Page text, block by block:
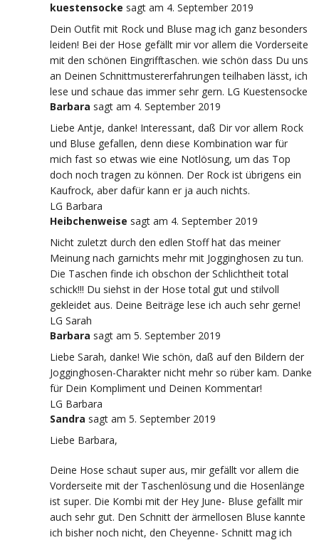
kuestensocke sagt am 4. September 2019
Dein Outfit mit Rock und Bluse mag ich ganz besonders
leiden! Bei der Hose gefällt mir vor allem die Vorderseite
mit den schönen Eingrifftaschen. wie schön dass Du uns
an Deinen Schnittmustererfahrungen teilhaben lässt, ich
lese und schaue das immer sehr gern. LG Kuestensocke
Barbara sagt am 4. September 2019
Liebe Antje, danke! Interessant, daß Dir vor allem Rock
und Bluse gefallen, denn diese Kombination war für
mich fast so etwas wie eine Notlösung, um das Top
doch noch tragen zu können. Der Rock ist übrigens ein
Kaufrock, aber dafür kann er ja auch nichts.
LG Barbara
Heibchenweise sagt am 4. September 2019
Nicht zuletzt durch den edlen Stoff hat das meiner
Meinung nach garnichts mehr mit Jogginghosen zu tun.
Die Taschen finde ich obschon der Schlichtheit total
schick!!! Du siehst in der Hose total gut und stilvoll
gekleidet aus. Deine Beiträge lese ich auch sehr gerne!
LG Sarah
Barbara sagt am 5. September 2019
Liebe Sarah, danke! Wie schön, daß auf den Bildern der
Jogginghosen-Charakter nicht mehr so rüber kam. Danke
für Dein Kompliment und Deinen Kommentar!
LG Barbara
Sandra sagt am 5. September 2019
Liebe Barbara,
Deine Hose schaut super aus, mir gefällt vor allem die
Vorderseite mit der Taschenlösung und die Hosenlänge
ist super. Die Kombi mit der Hey June- Bluse gefällt mir
auch sehr gut. Den Schnitt der ärmellosen Bluse kannte
ich bisher noch nicht, den Cheyenne- Schnitt mag ich